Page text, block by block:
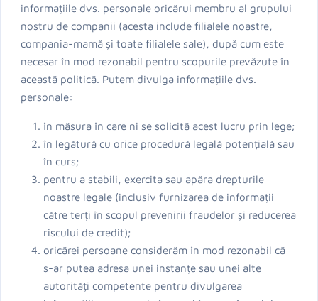
informațiile dvs. personale oricărui membru al grupului
nostru de companii (acesta include filialele noastre,
compania-mamă și toate filialele sale), după cum este
necesar în mod rezonabil pentru scopurile prevăzute în
această politică. Putem divulga informațiile dvs.
personale:
în măsura în care ni se solicită acest lucru prin lege;
în legătură cu orice procedură legală potențială sau
în curs;
pentru a stabili, exercita sau apăra drepturile
noastre legale (inclusiv furnizarea de informații
către terți în scopul prevenirii fraudelor și reducerea
riscului de credit);
oricărei persoane considerăm în mod rezonabil că
s-ar putea adresa unei instanțe sau unei alte
autorități competente pentru divulgarea